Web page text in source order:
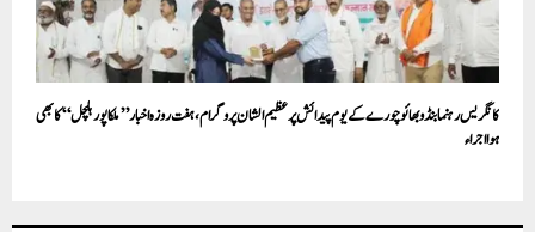
کانگریس رہنما بنڈو بھائو چورے کے یوم پیدائش پر عظیم الشان پروگرام،ہفت روزہ اخبار’’ملکاپور ہلچل‘‘ کا بھی
ہوا اجراء